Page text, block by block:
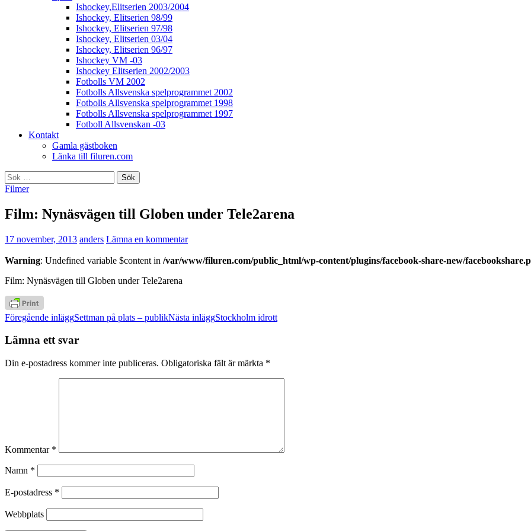
Ishockey,Elitserien 2003/2004
Ishockey, Elitserien 98/99
Ishockey, Elitserien 97/98
Ishockey, Elitserien 03/04
Ishockey, Elitserien 96/97
Ishockey VM -03
Ishockey Elitserien 2002/2003
Fotbolls VM 2002
Fotbolls Allsvenska spelprogrammet 2002
Fotbolls Allsvenska spelprogrammet 1998
Fotbolls Allsvenska spelprogrammet 1997
Fotboll Allsvenskan -03
Kontakt
Gamla gästboken
Länka till filuren.com
Sök
efter:
Filmer
Film: Nynäsvägen till Globen under Tele2arena
17 november, 2013 anders Lämna en kommentar
Warning: Undefined variable $content in /var/www/filuren.com/public_html/wp-content/plugins/facebook-share-new/
Film: Nynäsvägen till Globen under Tele2arena
Inläggsnavigering
Föregående inläggSettman på plats – publikNästa inläggStockholm idrott
Lämna ett svar
Din e-postadress kommer inte publiceras. Obligatoriska fält är märkta *
Kommentar *
Namn *
E-postadress *
Webbplats